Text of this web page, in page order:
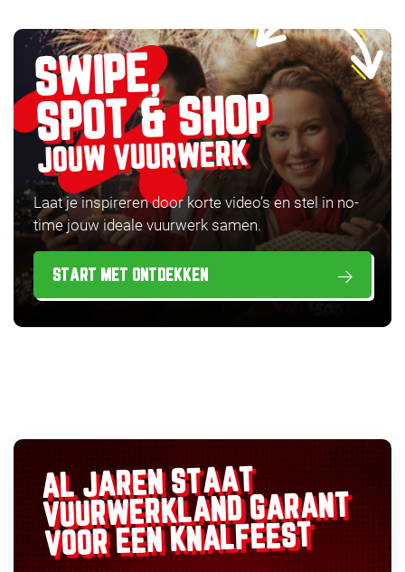
SWIPE,
SPOT & SHOP
JOUW VUURWERK
Laat je inspireren door korte video’s en stel in no-
time jouw ideale vuurwerk samen.
START MET ONTDEKKEN
AL JAREN STAAT
VUURWERKLANDGARANT
VOOR EEN KNALFEEST